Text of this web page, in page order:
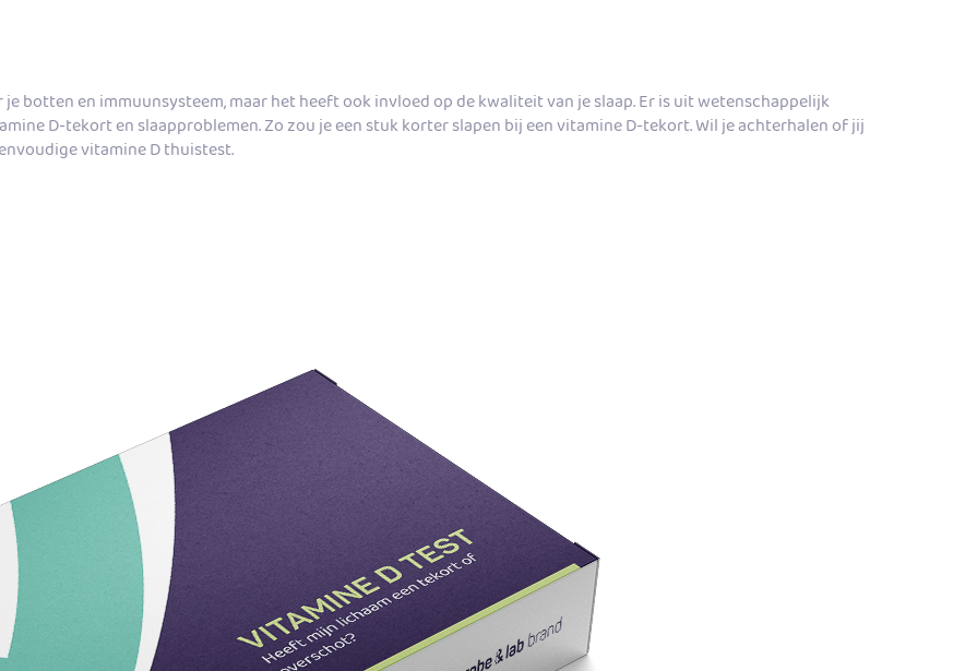
botten en immuunsysteem, maar het heeft ook invloed op de kwaliteit van je slaap. Er is uit wetenschappelijk
D-tekort en slaapproblemen. Zo zou je een stuk korter slapen bij een vitamine D-tekort. Wil je achterhalen of jij
vitamine D thuistest.